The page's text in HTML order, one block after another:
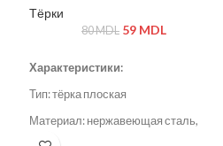
Тёрки
80MDL 59 MDL
Характеристики:
Тип: тёрка плоская
Материал: нержавеющая сталь,
пластик